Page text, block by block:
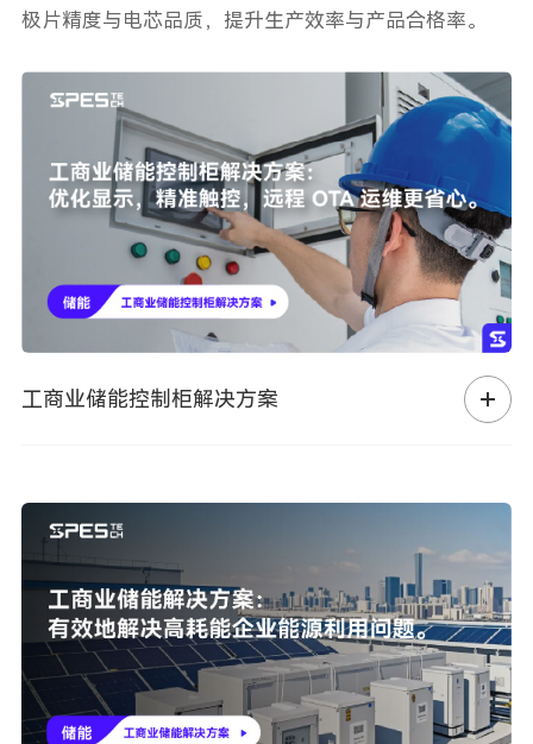
极片精度与电芯品质，提升生产效率与产品合格率。
工商业储能控制柜解决方案